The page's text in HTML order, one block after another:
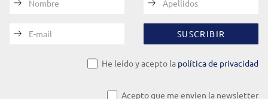
Nombre Apellidos
E-mail SUSCRIBIR
He leído y acepto la política de privacidad
Acepto que me envien la newsletter